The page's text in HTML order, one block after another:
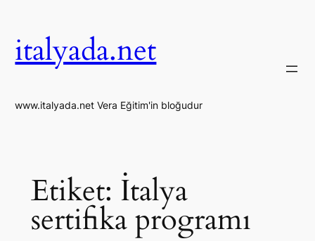
italyada.net
www.italyada.net Vera Eğitim'in bloğudur
Etiket: İtalya
sertifika programı